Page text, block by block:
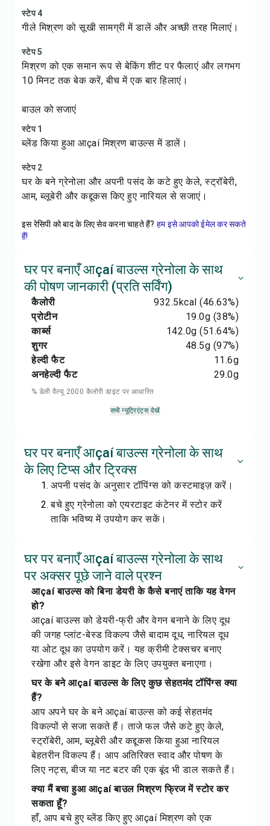
स्टेप 4
गीले मिश्रण को सूखी सामग्री में डालें और अच्छी तरह मिलाएं।
स्टेप 5
मिश्रण को एक समान रूप से बेकिंग शीट पर फैलाएं और लगभग
10 मिनट तक बेक करें, बीच में एक बार हिलाएं।
बाउल को सजाएं
स्टेप 1
ब्लेंड किया हुआ आçaí मिश्रण बाउल्स में डालें।
स्टेप 2
घर के बने ग्रेनोला और अपनी पसंद के कटे हुए केले, स्ट्रॉबेरी,
आम, ब्लूबेरी और कद्दूकस किए हुए नारियल से सजाएं।
इस रेसिपी को बाद के लिए सेव करना चाहते हैं? हम इसे आपको ईमेल कर सकते
हैं!
घर पर बनाएँ आçaí बाउल्स ग्रेनोला के साथ
की पोषण जानकारी (प्रति सर्विंग)
कैलोरी 932.5kcal (46.63%)
प्रोटीन
19.0g (38%)
कार्ब्स
142.0g (51.64%)
शुगर
48.5g (97%)
हेल्दी फैट
11.6g
अनहेल्दी फैट
29.0g
% डेली वैल्यू 2000 कैलोरी डाइट पर आधारित
सभी न्यूट्रिएंट्स देखें
घर पर बनाएँ आçaí बाउल्स ग्रेनोला के साथ
के लिए टिप्स और ट्रिक्स
अपनी पसंद के अनुसार टॉपिंग्स को कस्टमाइज़ करें।
बचे हुए ग्रेनोला को एयरटाइट कंटेनर में स्टोर करें
ताकि भविष्य में उपयोग कर सकें।
घर पर बनाएँ आçaí बाउल्स ग्रेनोला के साथ
पर अक्सर पूछे जाने वाले प्रश्न
आçaí बाउल्स को बिना डेयरी के कैसे बनाएं ताकि यह वेगन
हो?
आçaí बाउल्स को डेयरी-फ्री और वेगन बनाने के लिए दूध
की जगह प्लांट-बेस्ड विकल्प जैसे बादाम दूध, नारियल दूध
या ओट दूध का उपयोग करें। यह क्रीमी टेक्सचर बनाए
रखेगा और इसे वेगन डाइट के लिए उपयुक्त बनाएगा।
घर के बने आçaí बाउल्स के लिए कुछ सेहतमंद टॉपिंग्स क्या
हैं?
आप अपने घर के बने आçaí बाउल्स को कई सेहतमंद
विकल्पों से सजा सकते हैं। ताजे फल जैसे कटे हुए केले,
स्ट्रॉबेरी, आम, ब्लूबेरी और कद्दूकस किया हुआ नारियल
बेहतरीन विकल्प हैं। आप अतिरिक्त स्वाद और पोषण के
लिए नट्स, बीज या नट बटर की एक बूंद भी डाल सकते हैं।
क्या मैं बचा हुआ आçaí बाउल मिश्रण फ्रिज में स्टोर कर
सकता हूँ?
हाँ, आप बचे हुए ब्लेंड किए हुए आçaí मिश्रण को एक